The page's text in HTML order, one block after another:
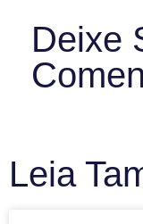
Deixe
Leia